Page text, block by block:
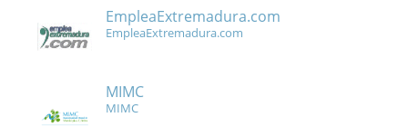
EmpleaExtremadura.com
EmpleaExtremadura.com
MIMC
MIMC